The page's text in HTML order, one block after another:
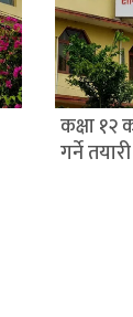
कक्षा १२
गर्ने तयारी